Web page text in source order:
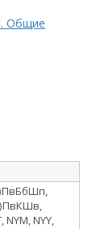
Общие
NYY,